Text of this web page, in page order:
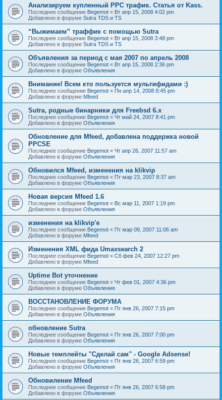
Анализируем купленный PPC трафик. Статья от Kass.
Последнее сообщение Begemot « Вт апр 15, 2008 4:02 pm
Добавлено в форуме Sutra TDS и TS
“Выжимаем” траффик с помощью Sutra
Последнее сообщение Begemot « Вт апр 15, 2008 3:48 pm
Добавлено в форуме Sutra TDS и TS
Объявления за период с мая 2007 по апрель 2008
Последнее сообщение Begemot « Вт апр 15, 2008 2:36 pm
Добавлено в форуме Объявления
Внимание! Всем кто пользуется мультифидами :)
Последнее сообщение Begemot « Пн апр 14, 2008 8:45 pm
Добавлено в форуме Mfeed
Sutra, родные бинарники для Freebsd 6.x
Последнее сообщение Begemot « Чт май 24, 2007 8:41 pm
Добавлено в форуме Объявления
Обновление для Mfeed, добавлена поддержка новой
PPCSE
Последнее сообщение Begemot « Чт апр 26, 2007 11:57 am
Добавлено в форуме Объявления
Обновился Mfeed, изменения на klikvip
Последнее сообщение Begemot « Пт мар 23, 2007 8:37 am
Добавлено в форуме Объявления
Новая версия Mfeed 1.6
Последнее сообщение Begemot « Вс мар 11, 2007 1:19 pm
Добавлено в форуме Объявления
изменения на klikvip'е
Последнее сообщение Begemot « Пт мар 09, 2007 11:06 am
Добавлено в форуме Mfeed
Изменения XML фида Umaxsearch 2
Последнее сообщение Begemot « Сб фев 24, 2007 12:27 pm
Добавлено в форуме Mfeed
Uptime Bot уточнение
Последнее сообщение Begemot « Чт фев 01, 2007 4:36 pm
Добавлено в форуме Объявления
ВОССТАНОВЛЕНИЕ ФОРУМА
Последнее сообщение Begemot « Пт янв 26, 2007 7:15 pm
Добавлено в форуме Объявления
обновление Sutra
Последнее сообщение Begemot « Пт янв 26, 2007 7:00 pm
Добавлено в форуме Объявления
Новые темплейты "Cделай сам" - Google Adsense!
Последнее сообщение Begemot « Пт янв 26, 2007 6:59 pm
Добавлено в форуме Объявления
Обновиление Mfeed
Последнее сообщение Begemot « Пт янв 26, 2007 6:58 pm
Добавлено в форуме Объявления